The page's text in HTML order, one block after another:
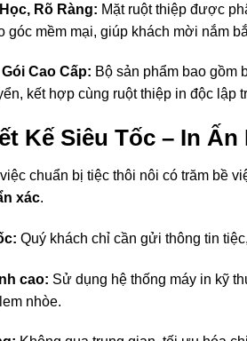
Rõ Ràng: Mặt ruột thiệp được
góc mềm mại, giúp khách mời nắm
Cao Cấp: Bộ sản phẩm bao gồm
kết hợp cùng ruột thiệp in độc lập
Kế Siêu Tốc – In
chuẩn bị tiệc thôi nôi có trăm bề
xác.
Quý khách chỉ cần gửi thông tin
cao: Sử dụng hệ thống máy in kỹ
nhòe.